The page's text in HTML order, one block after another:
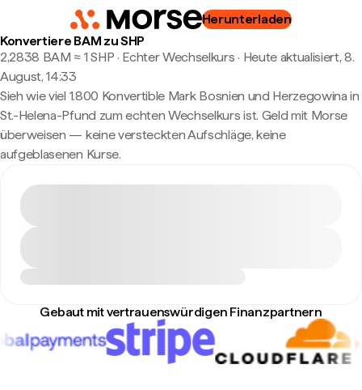
Herunterladen
Konvertiere BAM zu SHP
2,2838 BAM ≈ 1 SHP · Echter Wechselkurs · Heute aktualisiert, 8.
August, 14:33
Sieh wie viel 1.800 Konvertible Mark Bosnien und Herzegowina in
St.-Helena-Pfund zum echten Wechselkurs ist. Geld mit Morse
überweisen — keine versteckten Aufschläge, keine
aufgeblasenen Kurse.
Gebaut mit vertrauenswürdigen Finanzpartnern